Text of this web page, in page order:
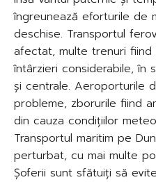
îngreunează eforturile de
deschise. Transportul
afectat, multe trenuri fiind
întârzieri considerabile, în
și centrale. Aeroporturile
probleme, zborurile fiind
din cauza condițiilor
Transportul maritim pe
perturbat, cu mai multe
Șoferii sunt sfătuiți să